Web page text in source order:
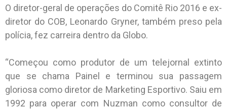
O diretor-geral de operações do Comitê Rio 2016 e ex-
diretor do COB, Leonardo Gryner, também preso pela
polícia, fez carreira dentro da Globo.
“Começou como produtor de um telejornal extinto
que se chama Painel e terminou sua passagem
gloriosa como diretor de Marketing Esportivo. Saiu em
1992 para operar com Nuzman como consultor de